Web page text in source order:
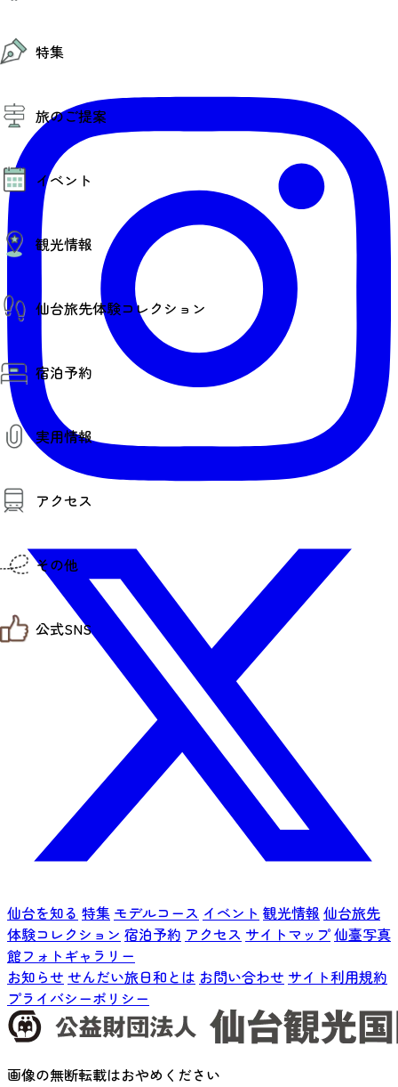
お得なチケット
エリアガイド
仙台から行く東北周遊旅
伝統的工芸品
特集
夜時間トピックス
旅のご提案
モデルコース
AIおまかせコース
オリジナルプラン
みんなの旅行記
イベント
イベント情報
その他イベント情報（音楽・展示会）
スポーツ情報
コンベンション情報
観光情報
観光スポット
温泉
美味いもの
季節のイベント
プロスポーツチーム・プロオーケストラ
仙台の銘品
仙台夜時間
宿泊施設
仙台観光マップ
仙台旅先体験コレクション
仙台旅先体験コレクション
体験プログラム検索（予約）
体験事業者からのお知らせ
体験トピックス
体験事業者
宿泊予約
宿泊予約
実用情報
観光案内
お役立ち情報
アクセス
仙台までの経路検索
市内の交通情報
お得なチケット
その他
お知らせ
お問い合わせ
教育旅行
観光マップ
せんだい旅日和とは
サイト利用規約
プライバシーポリシー
仙臺写真館フォトギャラリー
公式SNS
せんだい旅日和 X
せんだい旅日和 Instagram
せんだい旅日和 Facebook
仙台旅先体験コレクション Facebook
仙台旅先体験コレクション Instagaram
仙台を知る 特集 モデルコース イベント 観光情報 仙台旅先
体験コレクション 宿泊予約 アクセス サイトマップ仙臺写真
館フォトギャラリー
お知らせ せんだい旅日和とは お問い合わせ サイト利用規約
プライバシーポリシー
画像の無断転載はおやめください